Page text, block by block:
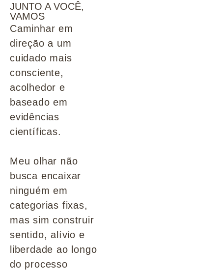
JUNTO A VOCÊ,
VAMOS
Caminhar em
direção a um
cuidado mais
consciente,
acolhedor e
baseado em
evidências
científicas.
Meu olhar não
busca encaixar
ninguém em
categorias fixas,
mas sim construir
sentido, alívio e
liberdade ao longo
do processo